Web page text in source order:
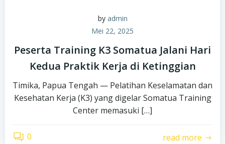
by admin
Mei 22, 2025
Peserta Training K3 Somatua Jalani Hari
Kedua Praktik Kerja di Ketinggian
Timika, Papua Tengah — Pelatihan Keselamatan dan
Kesehatan Kerja (K3) yang digelar Somatua Training
Center memasuki […]
0 read more